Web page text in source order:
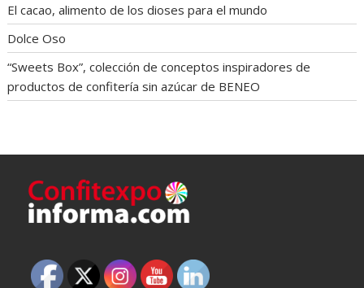
El cacao, alimento de los dioses para el mundo
Dolce Oso
“Sweets Box”, colección de conceptos inspiradores de
productos de confitería sin azúcar de BENEO